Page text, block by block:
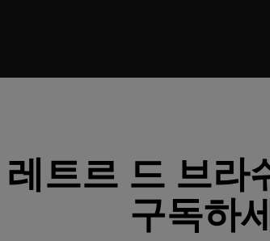
레트르 드 브라
구독하